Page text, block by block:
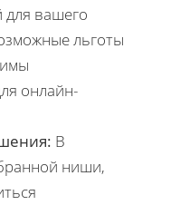
для вашего
льготы
онлайн-
В
ниши,